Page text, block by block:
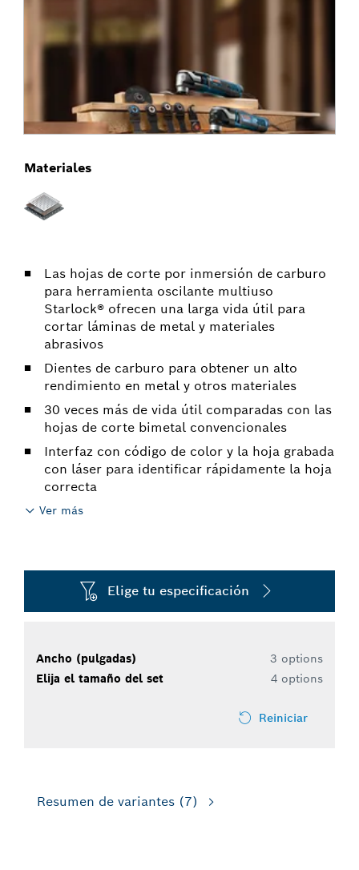
Las hojas de corte por inmersión de carburo
para herramienta oscilante multiuso
Starlock® ofrecen una larga vida útil para
cortar láminas de metal y materiales
abrasivos
Dientes de carburo para obtener un alto
rendimiento en metal y otros materiales
30 veces más de vida útil comparadas con las
hojas de corte bimetal convencionales
Interfaz con código de color y la hoja grabada
con láser para identificar rápidamente la hoja
correcta
Ver más
Materiales
Elige tu especificación
Ancho (pulgadas)
3 options
Elija el tamaño del set
4 options
Reiniciar
Resumen de variantes (7)